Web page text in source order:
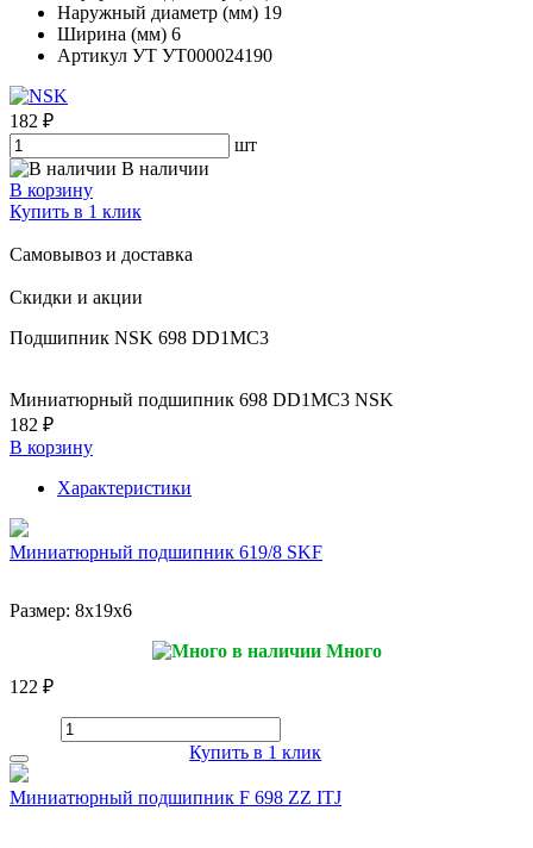
Наружный диаметр (мм) 19
Ширина (мм) 6
Артикул УТ УТ000024190
182 ₽
шт
В наличии
В корзину
Купить в 1 клик
Самовывоз и доставка
Скидки и акции
Подшипник NSK 698 DD1MC3
Миниатюрный подшипник 698 DD1MC3 NSK
182 ₽
В корзину
Характеристики
Миниатюрный подшипник 619/8 SKF
Размер: 8x19x6
Много
122 ₽
Купить в 1 клик
Миниатюрный подшипник F 698 ZZ ITJ